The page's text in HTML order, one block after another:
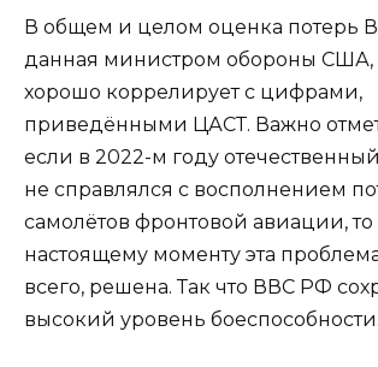
В общем и целом оценка потерь
данная министром обороны США,
хорошо коррелирует с цифрами,
приведёнными ЦАСТ. Важно
если в 2022-м году
не справлялся с восполнением
самолётов фронтовой авиации, то
настоящему моменту эта
всего, решена. Так что ВВС РФ
высокий уровень боеспособности.